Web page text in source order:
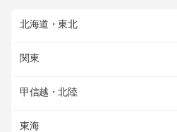
北海道・東北
関東
甲信越・北陸
東海